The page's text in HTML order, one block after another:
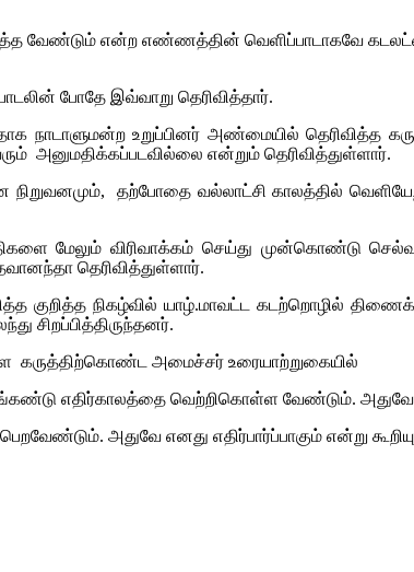
வேண்டும் என்ற எண்ணத்தின் வெளிப்பாடாகவே
போதே இவ்வாறு தெரிவித்தார்.
நாடாளுமன்ற உறுப்பினர் அண்மையில் தெரிவித்த
அனுமதிக்கப்படவில்லை என்றும் தெரிவித்துள்ளார்.
நிறுவனமும், தற்போதை வல்லாட்சி காலத்தில்
மேலும் விரிவாக்கம் செய்து முன்கொண்டு
தெரிவித்துள்ளார்.
குறித்த நிகழ்வில் யாழ்.மாவட்ட கடற்றொழில்
சிறப்பித்திருந்தனர்.
அமைச்சர் உரையாற்றுகையில்
எதிர்காலத்தை வெற்றிகொள்ள வேண்டும். அதுவே
அதுவே எனது எதிர்பார்ப்பாகும் என்று